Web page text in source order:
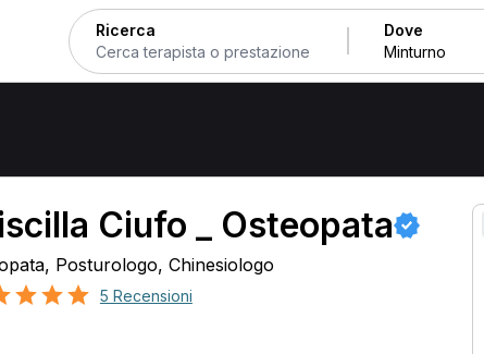
Ricerca Dove
pediatrico a Minturno
Ciufo _ Osteopata
Posturologo, Chinesiologo
5 Recensioni